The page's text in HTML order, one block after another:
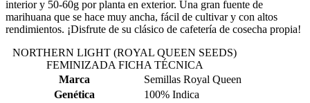
interior y 50-60g por planta en exterior. Una gran fuente de
marihuana que se hace muy ancha, fácil de cultivar y con altos
rendimientos. ¡Disfrute de su clásico de cafetería de cosecha propia!
NORTHERN LIGHT (ROYAL QUEEN SEEDS)
FEMINIZADA FICHA TÉCNICA
Marca
Semillas Royal Queen
Genética
100% Indica